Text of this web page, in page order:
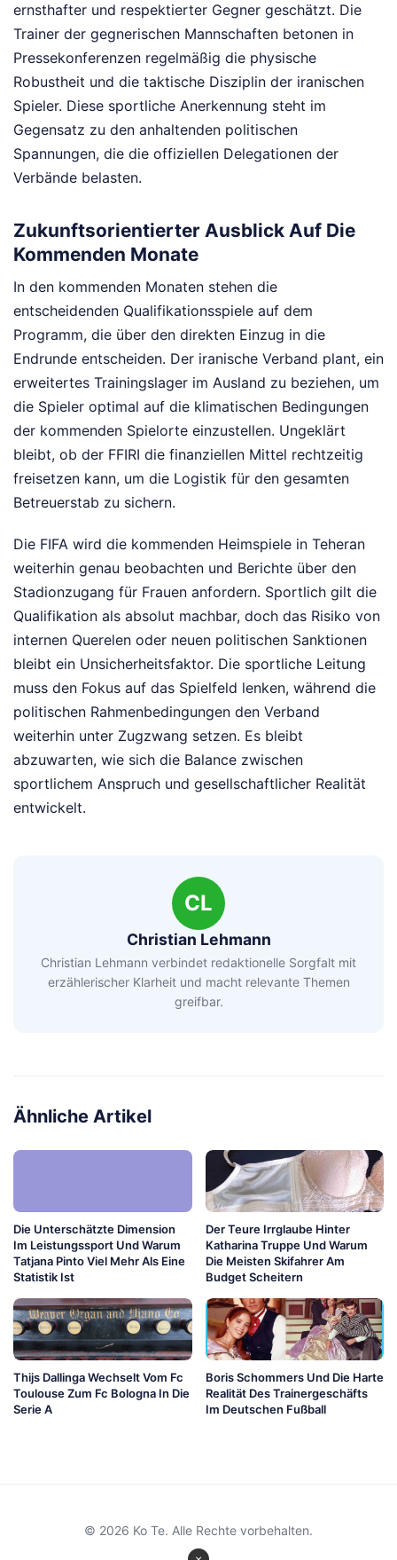
ernsthafter und respektierter Gegner geschätzt. Die
Trainer der gegnerischen Mannschaften betonen in
Pressekonferenzen regelmäßig die physische
Robustheit und die taktische Disziplin der iranischen
Spieler. Diese sportliche Anerkennung steht im
Gegensatz zu den anhaltenden politischen
Spannungen, die die offiziellen Delegationen der
Verbände belasten.
Zukunftsorientierter Ausblick Auf Die
Kommenden Monate
In den kommenden Monaten stehen die
entscheidenden Qualifikationsspiele auf dem
Programm, die über den direkten Einzug in die
Endrunde entscheiden. Der iranische Verband plant, ein
erweitertes Trainingslager im Ausland zu beziehen, um
die Spieler optimal auf die klimatischen Bedingungen
der kommenden Spielorte einzustellen. Ungeklärt
bleibt, ob der FFIRI die finanziellen Mittel rechtzeitig
freisetzen kann, um die Logistik für den gesamten
Betreuerstab zu sichern.
Die FIFA wird die kommenden Heimspiele in Teheran
weiterhin genau beobachten und Berichte über den
Stadionzugang für Frauen anfordern. Sportlich gilt die
Qualifikation als absolut machbar, doch das Risiko von
internen Querelen oder neuen politischen Sanktionen
bleibt ein Unsicherheitsfaktor. Die sportliche Leitung
muss den Fokus auf das Spielfeld lenken, während die
politischen Rahmenbedingungen den Verband
weiterhin unter Zugzwang setzen. Es bleibt
abzuwarten, wie sich die Balance zwischen
sportlichem Anspruch und gesellschaftlicher Realität
entwickelt.
CL
Christian Lehmann
Christian Lehmann verbindet redaktionelle Sorgfalt mit
erzählerischer Klarheit und macht relevante Themen
greifbar.
Ähnliche Artikel
Die Unterschätzte Dimension
Im Leistungssport Und Warum
Tatjana Pinto Viel Mehr Als Eine
Statistik Ist
Der Teure Irrglaube Hinter
Katharina Truppe Und Warum
Die Meisten Skifahrer Am
Budget Scheitern
Thijs Dallinga Wechselt Vom Fc
Toulouse Zum Fc Bologna In Die
Serie A
Boris Schommers Und Die Harte
Realität Des Trainergeschäfts
Im Deutschen Fußball
© 2026 Ko Te. Alle Rechte vorbehalten.